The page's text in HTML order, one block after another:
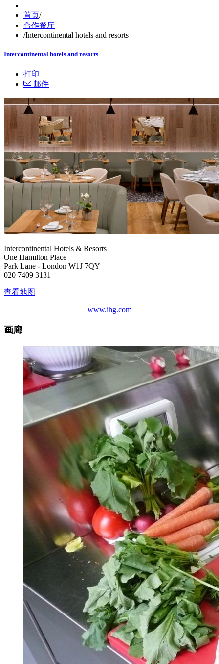
首页/
合作餐厅
/Intercontinental hotels and resorts
Intercontinental hotels and resorts
打印
邮件
Intercontinental Hotels & Resorts
One Hamilton Place
Park Lane - London W1J 7QY
020 7409 3131
查看地图
www.ihg.com
画廊